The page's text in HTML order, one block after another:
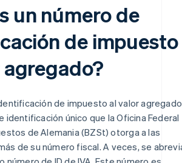
un número de
de impuesto
agregado?
de impuesto al valor agregado
identificación único que la Oficina Federal
de Alemania (BZSt) otorga a las
de su número fiscal. A veces, se